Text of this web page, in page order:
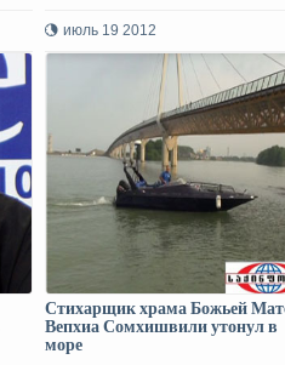
июль 19 2012
Стихарщик храма Божьей
Вепхиа Сомхишвили утонул в
море